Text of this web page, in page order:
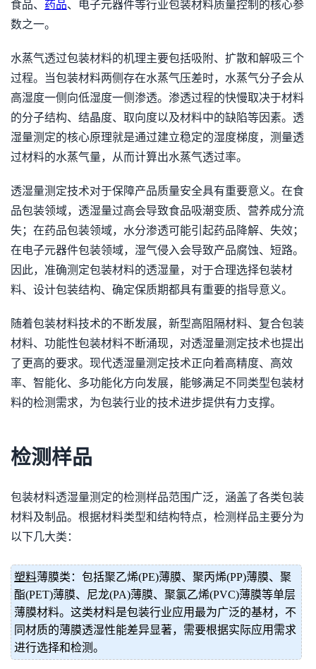
食品、 药品、电子元器件等行业包装材料质量控制的核心参
数之一。
水蒸气透过包装材料的机理主要包括吸附、扩散和解吸三个
过程。当包装材料两侧存在水蒸气压差时，水蒸气分子会从
高湿度一侧向低湿度一侧渗透。渗透过程的快慢取决于材料
的分子结构、结晶度、取向度以及材料中的缺陷等因素。透
湿量测定的核心原理就是通过建立稳定的湿度梯度，测量透
过材料的水蒸气量，从而计算出水蒸气透过率。
透湿量测定技术对于保障产品质量安全具有重要意义。在食
品包装领域，透湿量过高会导致食品吸潮变质、营养成分流
失；在药品包装领域，水分渗透可能引起药品降解、失效；
在电子元器件包装领域，湿气侵入会导致产品腐蚀、短路。
因此，准确测定包装材料的透湿量，对于合理选择包装材
料、设计包装结构、确定保质期都具有重要的指导意义。
随着包装材料技术的不断发展，新型高阻隔材料、复合包装
材料、功能性包装材料不断涌现，对透湿量测定技术也提出
了更高的要求。现代透湿量测定技术正向着高精度、高效
率、智能化、多功能化方向发展，能够满足不同类型包装材
料的检测需求，为包装行业的技术进步提供有力支撑。
检测样品
包装材料透湿量测定的检测样品范围广泛，涵盖了各类包装
材料及制品。根据材料类型和结构特点，检测样品主要分为
以下几大类：
塑料薄膜类：包括聚乙烯(PE)薄膜、聚丙烯(PP)薄膜、聚
酯(PET)薄膜、尼龙(PA)薄膜、聚氯乙烯(PVC)薄膜等单层
薄膜材料。这类材料是包装行业应用最为广泛的基材，不
同材质的薄膜透湿性能差异显著，需要根据实际应用需求
进行选择和检测。